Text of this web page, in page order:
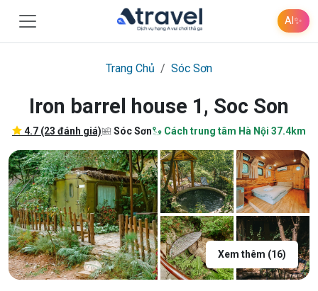
AI✨
Trang Chủ Sóc Sơn
Iron barrel house 1, Soc Son
4.7 (23 đánh giá) Sóc Sơn Cách trung tâm Hà Nội 37.4km
Xem thêm (16)